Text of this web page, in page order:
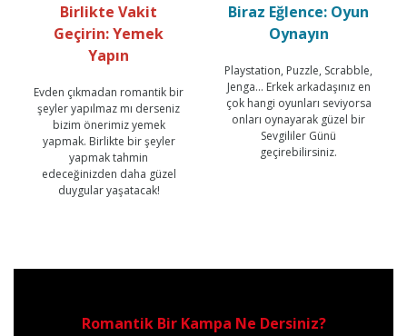
Birlikte Vakit
Geçirin: Yemek
Yapın
Evden çıkmadan romantik bir
şeyler yapılmaz mı derseniz
bizim önerimiz yemek
yapmak. Birlikte bir şeyler
yapmak tahmin
edeceğinizden daha güzel
duygular yaşatacak!
Biraz Eğlence: Oyun
Oynayın
Playstation, Puzzle, Scrabble,
Jenga... Erkek arkadaşınız en
çok hangi oyunları seviyorsa
onları oynayarak güzel bir
Sevgililer Günü
geçirebilirsiniz.
Romantik Bir Kampa Ne Dersiniz?